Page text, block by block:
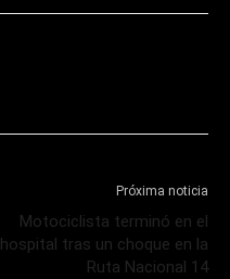
Próxima noticia
Motociclista terminó en el
hospital tras un choque en la
Ruta Nacional 14